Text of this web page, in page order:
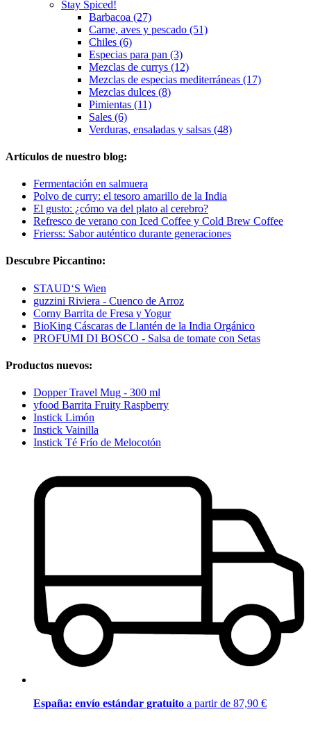
Stay Spiced!
Barbacoa (27)
Carne, aves y pescado (51)
Chiles (6)
Especias para pan (3)
Mezclas de currys (12)
Mezclas de especias mediterráneas (17)
Mezclas dulces (8)
Pimientas (11)
Sales (6)
Verduras, ensaladas y salsas (48)
Artículos de nuestro blog:
Fermentación en salmuera
Polvo de curry: el tesoro amarillo de la India
El gusto: ¿cómo va del plato al cerebro?
Refresco de verano con Iced Coffee y Cold Brew Coffee
Frierss: Sabor auténtico durante generaciones
Descubre Piccantino:
STAUD‘S Wien
guzzini Riviera - Cuenco de Arroz
Corny Barrita de Fresa y Yogur
BioKing Cáscaras de Llantén de la India Orgánico
PROFUMI DI BOSCO - Salsa de tomate con Setas
Productos nuevos:
Dopper Travel Mug - 300 ml
yfood Barrita Fruity Raspberry
Instick Limón
Instick Vainilla
Instick Té Frío de Melocotón
España: envío estándar gratuito a partir de 87,90 €